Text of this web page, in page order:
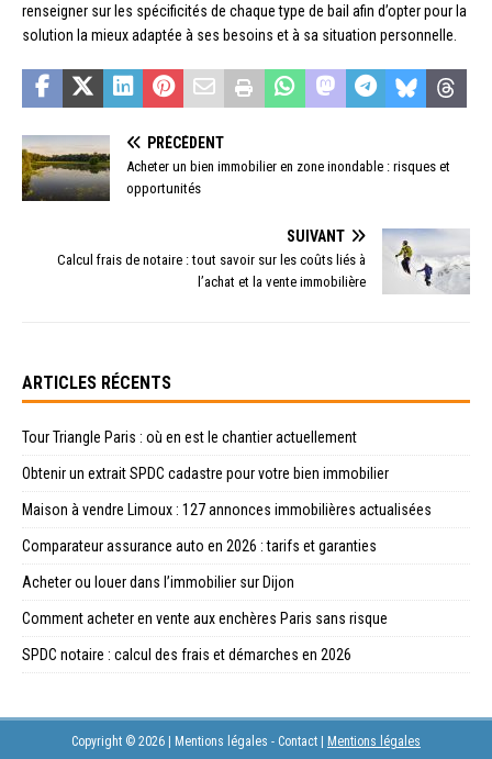
renseigner sur les spécificités de chaque type de bail afin d’opter pour la
solution la mieux adaptée à ses besoins et à sa situation personnelle.
PRÉCÉDENT
Acheter un bien immobilier en zone inondable : risques et
opportunités
SUIVANT
Calcul frais de notaire : tout savoir sur les coûts liés à
l’achat et la vente immobilière
ARTICLES RÉCENTS
Tour Triangle Paris : où en est le chantier actuellement
Obtenir un extrait SPDC cadastre pour votre bien immobilier
Maison à vendre Limoux : 127 annonces immobilières actualisées
Comparateur assurance auto en 2026 : tarifs et garanties
Acheter ou louer dans l’immobilier sur Dijon
Comment acheter en vente aux enchères Paris sans risque
SPDC notaire : calcul des frais et démarches en 2026
Copyright © 2026 | Mentions légales - Contact | Mentions légales